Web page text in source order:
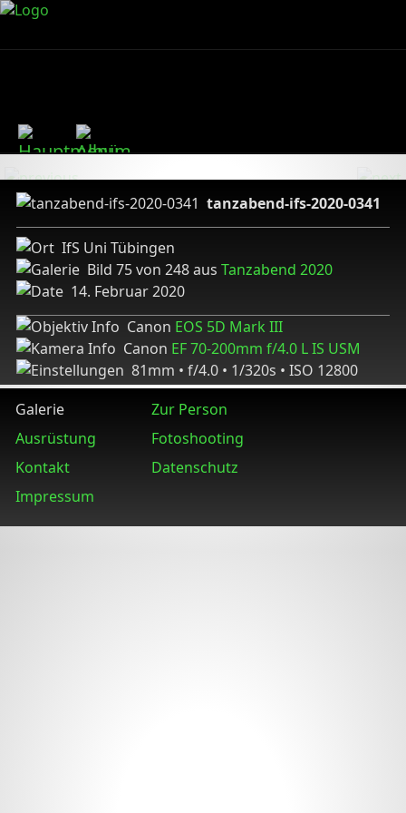
tanzabend-ifs-2020-0341
IfS Uni Tübingen
Bild 75 von 248 aus Tanzabend 2020
14. Februar 2020
Canon EOS 5D Mark III
Canon EF 70-200mm f/4.0 L IS USM
81mm • f/4.0 • 1/320s • ISO 12800
Galerie
Zur Person
Ausrüstung
Fotoshooting
Kontakt
Datenschutz
Impressum